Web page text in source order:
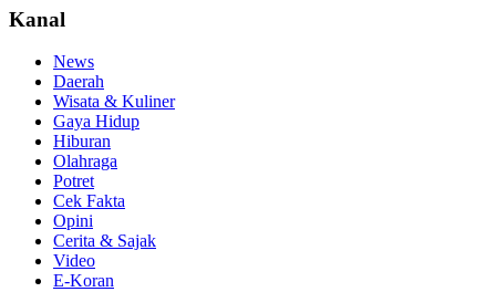
Kanal
News
Daerah
Wisata & Kuliner
Gaya Hidup
Hiburan
Olahraga
Potret
Cek Fakta
Opini
Cerita & Sajak
Video
E-Koran